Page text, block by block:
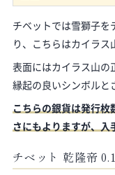
チベットでは雪獅子を
り、こちらはカイラス
表面にはカイラス山の
縁起の良いシンボルと
こちらの銀貨は発行枚
さにもよりますが、入
チベット 乾隆帝